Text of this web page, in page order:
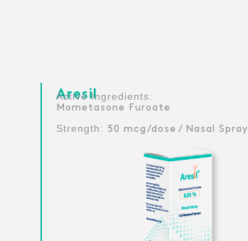
Aresil :Active Ingredients
Mometasone Furoate
Strength: 50 mcg/dose / Nasal Spray